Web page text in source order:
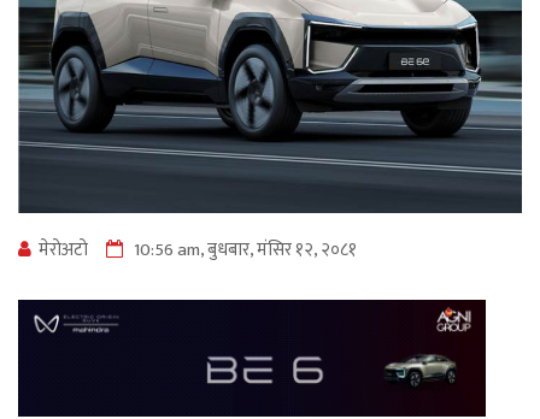
मेराेअटाे 10:56 am, बुधबार, मंसिर १२, २०८१